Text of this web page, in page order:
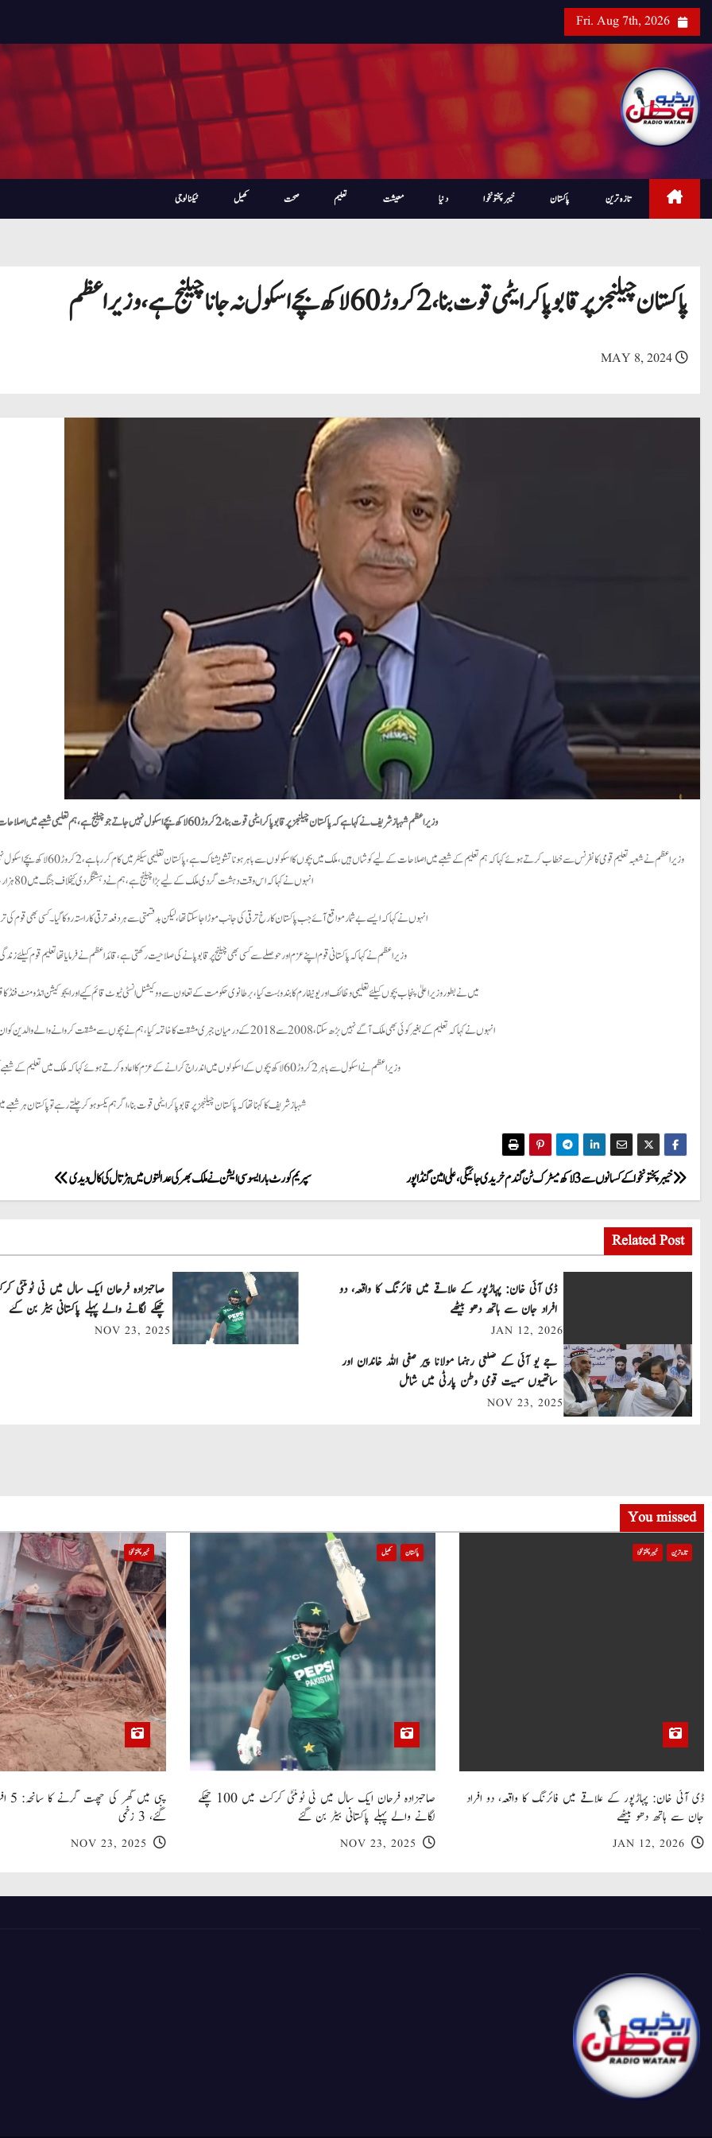
i
Fri. Aug 7th, 2026
تازہ ترین پاکستان خیبرپختونخوا دنیا معیشت تعلیم صحت کھیل ٹیکنالوجی
پاکستان چیلنجز پر قابو پا کر ایٹمی قوت بنا، 2کروڑ 60لاکھ بچے اسکول نہ جانا چیلنج ہے، وزیراعظم
وزیراعظم شہباز شریف نے کہا ہے کہ پاکستان چیلنجز پر قابو پا کر ایٹمی قوت بنا، 2کروڑ 60لاکھ بچے اسکول نہیں جاتے جو چیلنج ہے،ہم تعلیمی شعبے میں اصلاحات کے لیے کوشاں ہیں۔
وزیراعظم نے شعبہ تعلیم قومی کانفرنس سے خطاب کرتے ہوئے کہا کہ ہم تعلیم کے شعبے میں اصلاحات کے
انہوں نے کہا کہ اس وقت دہشت گردی ملک کے لیے بڑا چیلنج ہے ، ہم نے دہشتگردی کیخلاف جنگ میں 80ہزار جانوں کا نذرانہ دیا ہے ۔
انہوں نے کہا کہ ایسے بے شمار مواقع آئے جب پاکستان کا رخ ترقی کی جانب موڑاجاسکتاتھا،لیکن بدقسمتی سے ہر دفعہ ترقی کا راستہ روکا گیا۔ کسی بھی قوم
وزیراعظم نے کہا کہ پاکستانی قوم اپنے عزم اور حوصلےسے کسی بھی چیلنج پر قابو پانے کی صلاحیت رکھتی ہے، قائداعظم نے فرمایا تھا تعلیم قوم کیلئے
میں نے بطوروزیراعلیٰ پنجاب بچوں کیلئے تعلیمی وظائف اور یونیفارم کا بندوبست کیا، برطانوی حکومت کے تعاون سے ووکیشنل انسٹی ٹیوٹ قائم کیے اور ایجوکیشن انڈومنٹ فنڈ کا
انہوں نے کہا کہ تعلیم کے بغیر کوئی بھی ملک آگے نہیں بڑھ سکتا، 2008سے2018کے درمیان جبری مشقت کا خاتمہ کیا، ہم نے بچوں سے مشقت کروانے والے والدین کو ان کی تعلیم کیلئے رقم دی۔
وزیراعظم نے اسکول سےباہر2کروڑ60 لاکھ بچوں کےاسکولوں میں اندراج کرانے کےعزم کااعادہ کرتے ہوئے کہا کہ ملک میں تعلیم کے شعبے کی خود نگرانی کروں گا۔
شہباز شریف کا کہنا تھا کہ پاکستان چیلنجز پر قابو پا کر ایٹمی قوت بنا، اگر ہم یکسوہو کر چلتے رہے توپاکستان ہر
P
o
s
a
v
i
t
i
سپریم کورٹ بار ایسوسی ایشن نے ملک بھر کی عدالتوں میں ہڑتال کی کال دیدی خیبر پختونخوا کے کسانوں سے 3لاکھ میٹرک ٹن گندم خریدی جائیگی،علی امین گنڈا پور
Related Post
ڈی آئی خان: پہاڑپور کے علاقے میں فائرنگ کا واقعہ، دو
افراد جان سے ہاتھ دھو بیٹھے
JAN 12, 2026
چھکے لگانے والے پہلے پاکستانی بیٹر بن گئے
NOV 23, 2025
جے یو آئی کے ضلعی رہنما مولانا پیر صفی اللہ خاندان اور
ساتھیوں سمیت قومی وطن پارٹی میں شامل
NOV 23, 2025
You missed
تازہ ترین خیبر پختونخوا
ڈی آئی خان: پہاڑپور کے علاقے میں فائرنگ کا واقعہ، دو افراد
جان سے ہاتھ دھو بیٹھے
JAN 12, 2026
پاکستان کھیل
صاحبزادہ فرحان ایک سال میں ٹی ٹوئنٹی کرکٹ میں 100 چھکے
لگانے والے پہلے پاکستانی بیٹر بن گئے
NOV 23, 2025
خیبر پختونخوا
گئے، 3 زخمی
NOV 23, 2025